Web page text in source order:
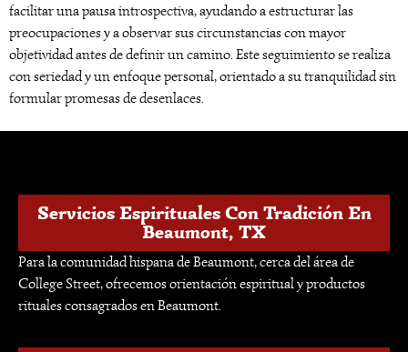
facilitar una pausa introspectiva, ayudando a estructurar las
preocupaciones y a observar sus circunstancias con mayor
objetividad antes de definir un camino. Este seguimiento se realiza
con seriedad y un enfoque personal, orientado a su tranquilidad sin
formular promesas de desenlaces.
Servicios Espirituales Con Tradición En
Beaumont, TX
Para la comunidad hispana de Beaumont, cerca del área de
College Street, ofrecemos orientación espiritual y productos
rituales consagrados en Beaumont.